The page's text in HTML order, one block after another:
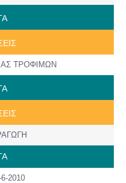
ΤΡΟΦΙΜΩΝ
2010